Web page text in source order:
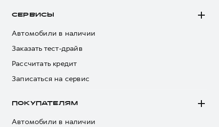
СЕРВИСЫ
Автомобили в наличии
Заказать тест-драйв
Рассчитать кредит
Записаться на сервис
ПОКУПАТЕЛЯМ
Автомобили в наличии